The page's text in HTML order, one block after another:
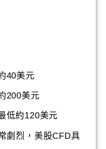
40美元
200美元
低約120美元
劇烈，美股CFD具